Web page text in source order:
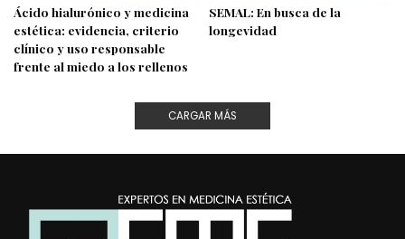
Ácido hialurónico y medicina
estética: evidencia, criterio
clínico y uso responsable
frente al miedo a los rellenos
SEMAL: En busca de la
longevidad
CARGAR MÁS